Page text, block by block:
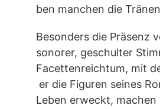
ben man­chen die
Beson­ders die Prä­senz
sono­rer, geschul­ter
Facet­ten­reich­tum, mit
er die Figu­ren sei­nes
Leben erweckt, machen